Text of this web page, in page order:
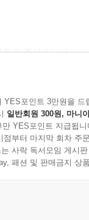
을 주셨습니다.
을 올곧게 잡아 주
연결되게 하소서.
다.
YES포인트 3만원을 드
일반회원 300원, 마니
YES포인트 지급됩니
부터 마지막 회차 주
사락 독서모임 게시
패션 및 판매금지 상